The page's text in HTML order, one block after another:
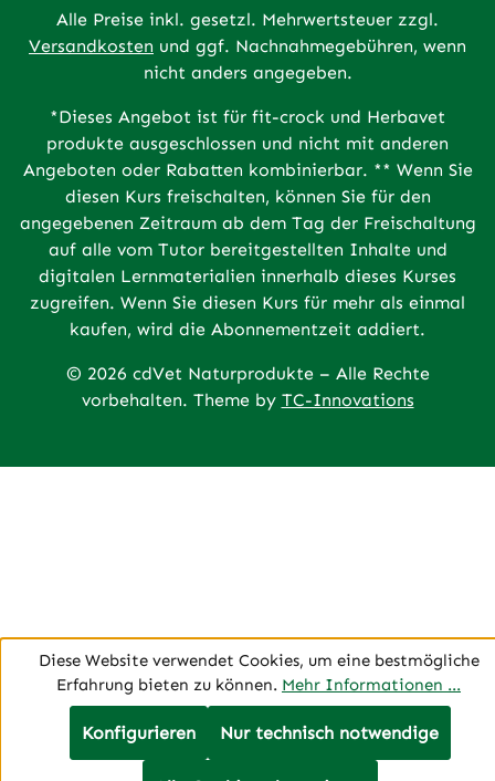
Alle Preise inkl. gesetzl. Mehrwertsteuer zzgl.
Versandkosten und ggf. Nachnahmegebühren, wenn
nicht anders angegeben.
*Dieses Angebot ist für fit-crock und Herbavet
produkte ausgeschlossen und nicht mit anderen
Angeboten oder Rabatten kombinierbar. ** Wenn Sie
diesen Kurs freischalten, können Sie für den
angegebenen Zeitraum ab dem Tag der Freischaltung
auf alle vom Tutor bereitgestellten Inhalte und
digitalen Lernmaterialien innerhalb dieses Kurses
zugreifen. Wenn Sie diesen Kurs für mehr als einmal
kaufen, wird die Abonnementzeit addiert.
© 2026 cdVet Naturprodukte – Alle Rechte
vorbehalten. Theme by TC-Innovations
Diese Website verwendet Cookies, um eine bestmögliche
Erfahrung bieten zu können. Mehr Informationen ...
Nur technisch notwendige
Konfigurieren